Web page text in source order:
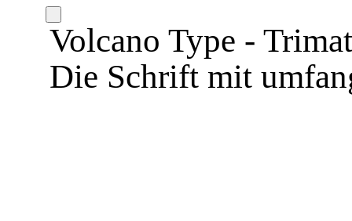
Volcano Type -
Die Schrift mit